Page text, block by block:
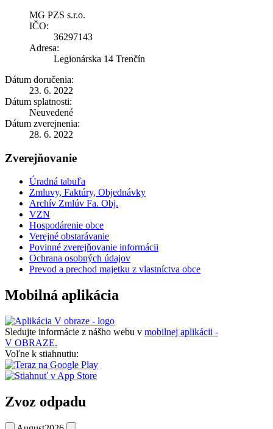
MG PZS s.r.o.
IČO:
36297143
Adresa:
Legionárska 14 Trenčín
Dátum doručenia:
23. 6. 2022
Dátum splatnosti:
Neuvedené
Dátum zverejnenia:
28. 6. 2022
Zverejňovanie
Úradná tabuľa
Zmluvy, Faktúry, Objednávky
Archív Zmlúv Fa. Obj.
VZN
Hospodárenie obce
Verejné obstarávanie
Povinné zverejňovanie informácii
Ochrana osobných údajov
Prevod a prechod majetku z vlastníctva obce
Mobilná aplikácia
Sledujte informácie z nášho webu v mobilnej aplikácii -
V OBRAZE.
Voľne k stiahnutiu:
Zvoz odpadu